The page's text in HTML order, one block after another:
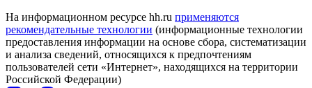
На информационном ресурсе hh.ru применяются
рекомендательные технологии (информационные технологии
предоставления информации на основе сбора, систематизации
и анализа сведений, относящихся к предпочтениям
пользователей сети «Интернет», находящихся на территории
Российской Федерации)